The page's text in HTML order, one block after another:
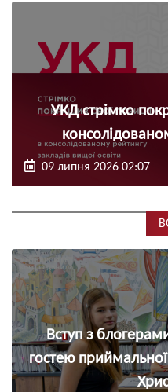
УКД стрімко
09 липня 2026 02:07
Вступ з
гостею приймальної